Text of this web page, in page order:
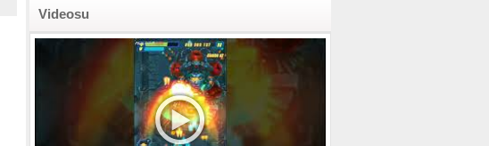
Videosu